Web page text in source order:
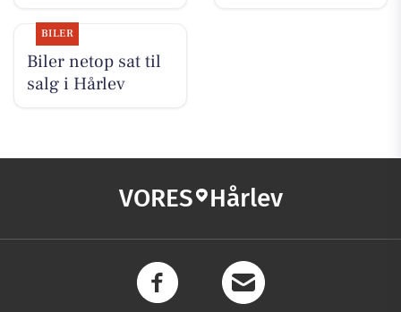
BILER
Biler netop sat til
salg i Hårlev
VORES Hårlev